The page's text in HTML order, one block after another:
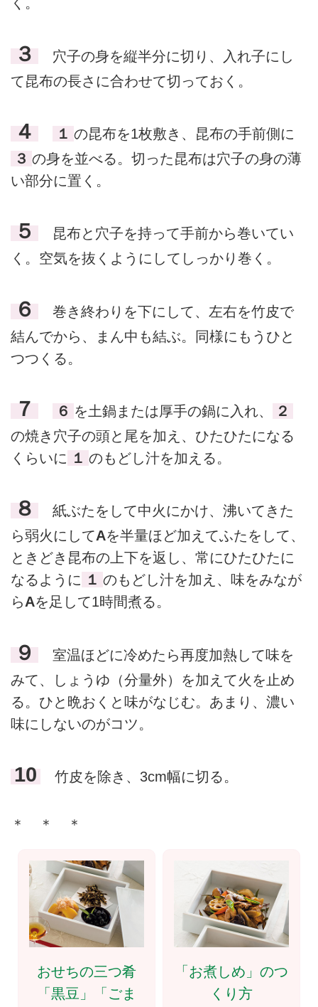
３
穴子の身を縦半分に切り、入れ子にし
て昆布の長さに合わせて切っておく。
４ １ の昆布を1枚敷き、昆布の手前側に
３ の身を並べる。切った昆布は穴子の身の薄
い部分に置く。
５
昆布と穴子を持って手前から巻いてい
く。空気を抜くようにしてしっかり巻く。
６
巻き終わりを下にして、左右を竹皮で
結んでから、まん中も結ぶ。同様にもうひと
つつくる。
７ ６ を土鍋または厚手の鍋に入れ、
２
の焼き穴子の頭と尾を加え、ひたひたになる
くらいに １ のもどし汁を加える。
８
紙ぶたをして中火にかけ、沸いてきた
ら弱火にしてAを半量ほど加えてふたをして、
ときどき昆布の上下を返し、常にひたひたに
なるように １ のもどし汁を加え、味をみなが
らAを足して1時間煮る。
９
室温ほどに冷めたら再度加熱して味を
みて、しょうゆ（分量外）を加えて火を止め
る。ひと晩おくと味がなじむ。あまり、濃い
味にしないのがコツ。
10 竹皮を除き、3cm幅に切る。
＊ ＊ ＊
おせちの三つ肴
「黒豆」「ごま
「お煮しめ」のつ
くり方